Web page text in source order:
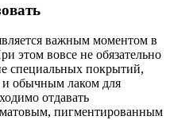
важным моментом в
этом вовсе не обязательно
специальных покрытий,
и обычным лаком для
отдавать
пигментированным